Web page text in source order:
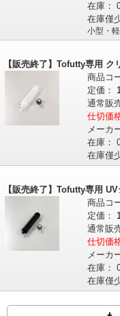
在庫：
在庫僅
小型・
【販売終了】Tofutty専用 ク
商品コ
定価：
通常販
仕切価
メーカ
在庫：
在庫僅
【販売終了】Tofutty専用
商品コ
定価：
通常販
仕切価
メーカ
在庫：
在庫僅